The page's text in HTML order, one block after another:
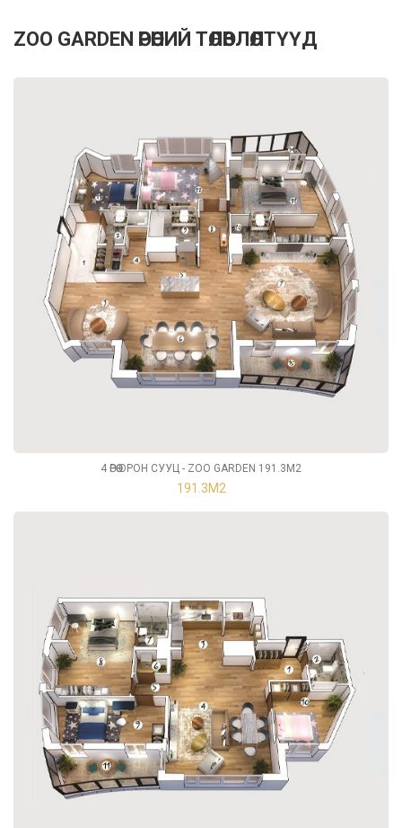
ZOO GARDEN ӨРӨӨНИЙ ТӨЛӨВЛӨЛТҮҮД
4 ӨРӨӨ ОРОН СУУЦ - ZOO GARDEN 191.3М2
191.3М2